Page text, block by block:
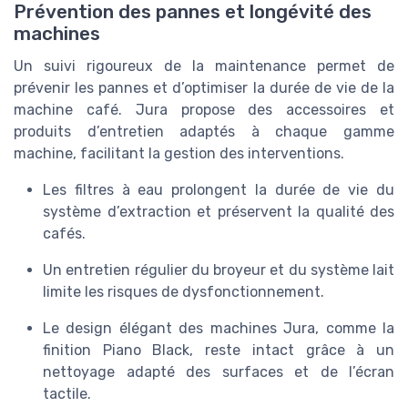
Prévention des pannes et longévité des
machines
Un suivi rigoureux de la maintenance permet de
prévenir les pannes et d’optimiser la durée de vie de la
machine café. Jura propose des accessoires et
produits d’entretien adaptés à chaque gamme
machine, facilitant la gestion des interventions.
Les filtres à eau prolongent la durée de vie du
système d’extraction et préservent la qualité des
cafés.
Un entretien régulier du broyeur et du système lait
limite les risques de dysfonctionnement.
Le design élégant des machines Jura, comme la
finition Piano Black, reste intact grâce à un
nettoyage adapté des surfaces et de l’écran
tactile.